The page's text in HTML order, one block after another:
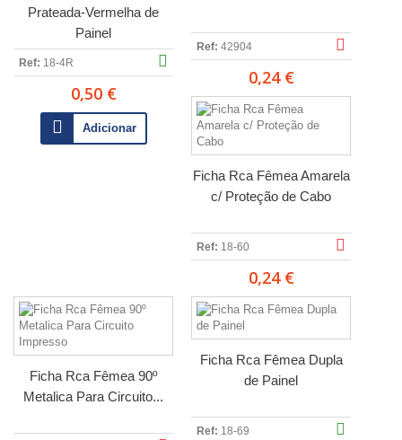
Prateada-Vermelha de
Painel
Ref: 18-4R
0,50 €
Adicionar
Ref: 42904
0,24 €
Ficha Rca Fêmea Amarela
c/ Proteção de Cabo
Ref: 18-60
0,24 €
Ficha Rca Fêmea 90º
Metalica Para Circuito...
Ficha Rca Fêmea Dupla
de Painel
Ref: 18-69